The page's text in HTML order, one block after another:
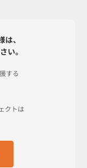
、
い。
する
クトは